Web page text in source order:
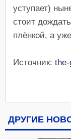
уступает)
стоит
плёнкой, а
Источник:
ДРУГИЕ